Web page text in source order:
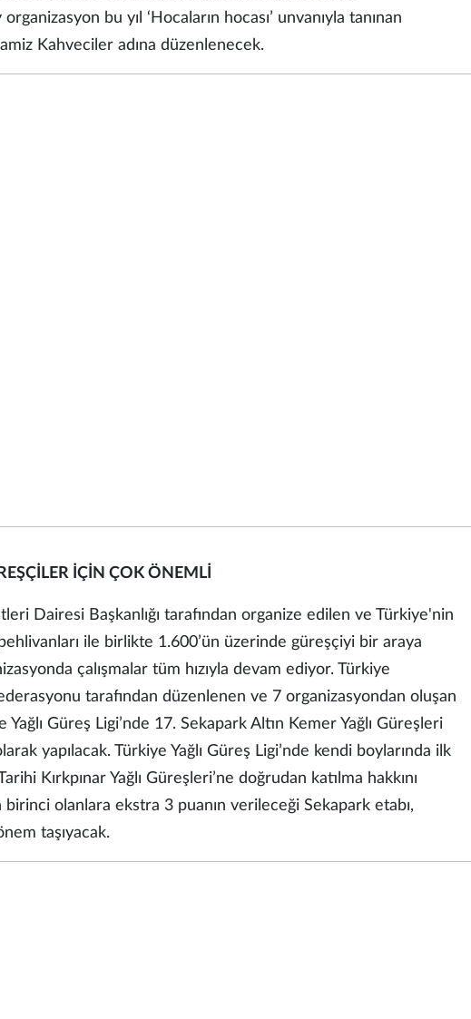
bu yıl ‘Hocaların hocası’ unvanıyla tanınan
Kahveciler adına düzenlenecek.
İÇİN ÇOK ÖNEMLİ
Dairesi Başkanlığı tarafından organize edilen ve Türkiye'nin
ile birlikte 1.600’ün üzerinde güreşçiyi bir araya
çalışmalar tüm hızıyla devam ediyor. Türkiye
tarafından düzenlenen ve 7 organizasyondan oluşan
Güreş Ligi’nde 17. Sekapark Altın Kemer Yağlı Güreşleri
yapılacak. Türkiye Yağlı Güreş Ligi’nde kendi boylarında ilk
Kırkpınar Yağlı Güreşleri’ne doğrudan katılma hakkını
birinci olanlara ekstra 3 puanın verileceği Sekapark etabı,
taşıyacak.